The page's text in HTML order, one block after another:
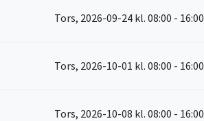
Tors, 2026-09-24 kl. 08:00 - 16:00
Tors, 2026-10-01 kl. 08:00 - 16:00
Tors, 2026-10-08 kl. 08:00 - 16:00